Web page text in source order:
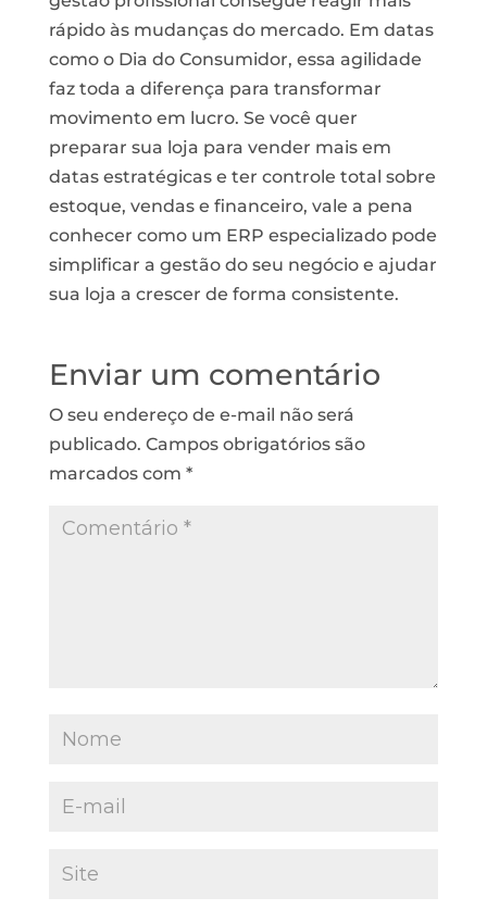
rápido às mudanças do mercado. Em datas
como o Dia do Consumidor, essa agilidade
faz toda a diferença para transformar
movimento em lucro. Se você quer
preparar sua loja para vender mais em
datas estratégicas e ter controle total sobre
estoque, vendas e financeiro, vale a pena
conhecer como um ERP especializado pode
simplificar a gestão do seu negócio e ajudar
sua loja a crescer de forma consistente.
Enviar um comentário
O seu endereço de e-mail não será
publicado. Campos obrigatórios são
marcados com *